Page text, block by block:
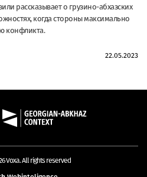
рассказывает о грузино-абхазских
когда стороны максимально
конфликта.
22.05.2023
Voxa. All rights reserved